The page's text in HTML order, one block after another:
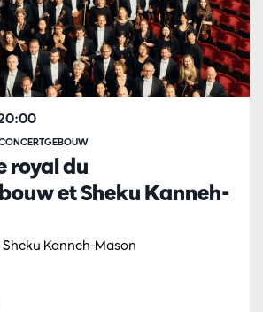
royal du
et Sheku Kanneh-
Kanneh-Mason